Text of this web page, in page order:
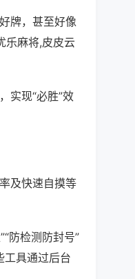
牌，甚至好像
乐麻将,皮皮云
实现“必胜”效
及快速自摸等
防检测防封号”
工具通过后台